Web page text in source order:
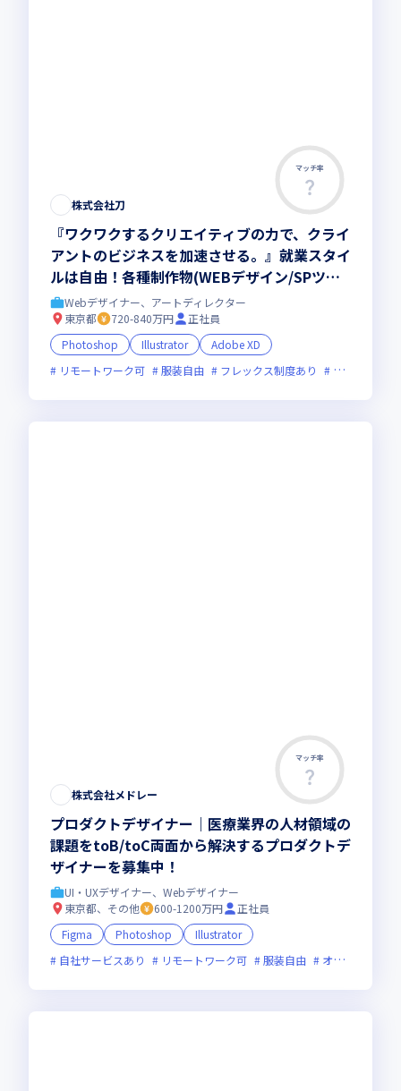
マッチ率
株式会社刀
『ワクワクするクリエイティブの力で、クライ
アントのビジネスを加速させる。』就業スタイ
ルは自由！各種制作物(WEBデザイン/SPツー
ル/広告バナー/パッケージ等)
Webデザイナー、アートディレクター
東京都
720-840万円
正社員
Photoshop
Illustrator
Adobe XD
リモートワーク可
服装自由 フレックス制度あり 新規立ち上げ
マッチ率
株式会社メドレー
プロダクトデザイナー｜医療業界の人材領域の
課題をtoB/toC両面から解決するプロダクトデ
ザイナーを募集中！
UI・UXデザイナー、Webデザイナー
東京都、その他
600-1200万円
正社員
Figma
Photoshop
Illustrator
自社サービスあり
リモートワーク可 服装自由 オンライン選考可